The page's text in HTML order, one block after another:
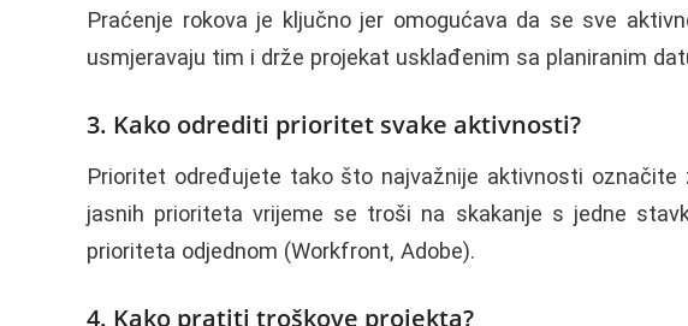
Praćenje rokova je ključno jer omogućava da se sve
usmjeravaju tim i drže projekat usklađenim sa planiranim
3. Kako odrediti prioritet svake aktivnosti?
Prioritet određujete tako što najvažnije aktivnosti
jasnih prioriteta vrijeme se troši na skakanje s jedne
prioriteta odjednom (Workfront, Adobe).
4. Kako pratiti troškove projekta?